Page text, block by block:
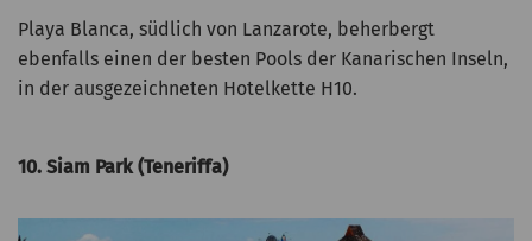
Playa Blanca, südlich von Lanzarote, beherbergt
ebenfalls einen der besten Pools der Kanarischen Inseln,
in der ausgezeichneten Hotelkette H10.
10. Siam Park (Teneriffa)